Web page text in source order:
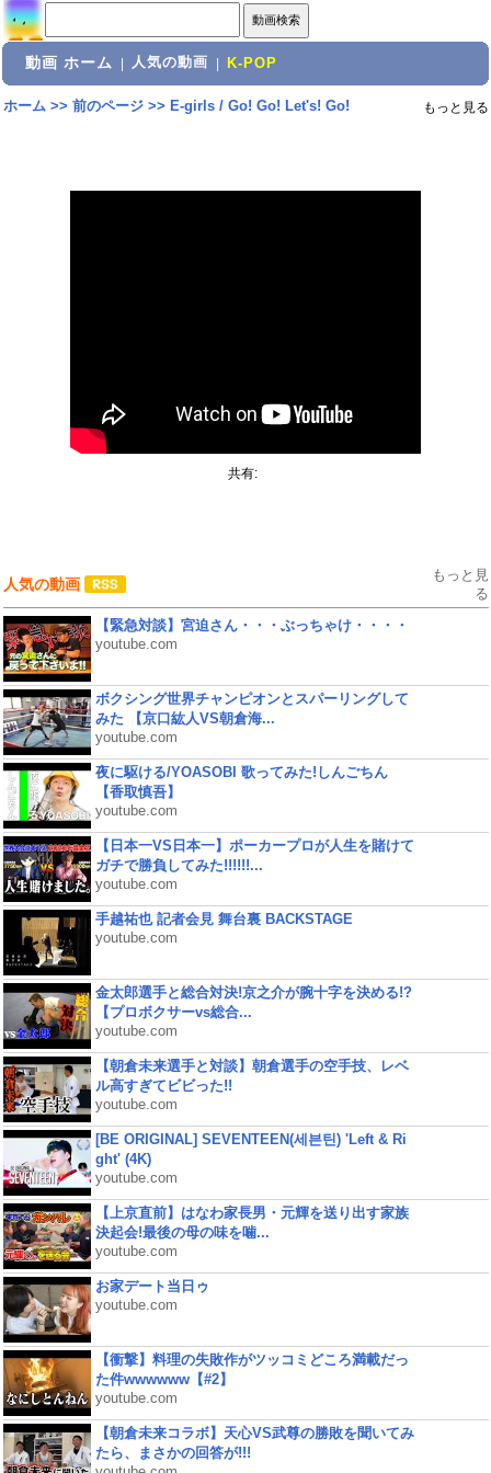
動画 ホーム 人気の動画 K-POP
ホーム>> 前のページ>> E-girls / Go! Go! Let's! Go! もっと見る
共有:
人気の動画
もっと見
る
【緊急対談】宮迫さん・・・ぶっちゃけ・・・・
youtube.com
ボクシング世界チャンピオンとスパーリングして
みた 【京口紘人VS朝倉海...
youtube.com
夜に駆ける/YOASOBI 歌ってみた!しんごちん
【香取慎吾】
youtube.com
【日本一VS日本一】ポーカープロが人生を賭けて
ガチで勝負してみた!!!!!!...
youtube.com
手越祐也 記者会見 舞台裏 BACKSTAGE
youtube.com
金太郎選手と総合対決!京之介が腕十字を決める!?
【プロボクサーvs総合...
youtube.com
【朝倉未来選手と対談】朝倉選手の空手技、レベ
ル高すぎてビビった!!
youtube.com
[BE ORIGINAL] SEVENTEEN(세븐틴) 'Left & Ri
ght' (4K)
youtube.com
【上京直前】はなわ家長男・元輝を送り出す家族
決起会!最後の母の味を噛...
youtube.com
お家デート当日ゥ
youtube.com
【衝撃】料理の失敗作がツッコミどころ満載だっ
た件wwwwww【#2】
youtube.com
【朝倉未来コラボ】天心VS武尊の勝敗を聞いてみ
たら、まさかの回答が!!!